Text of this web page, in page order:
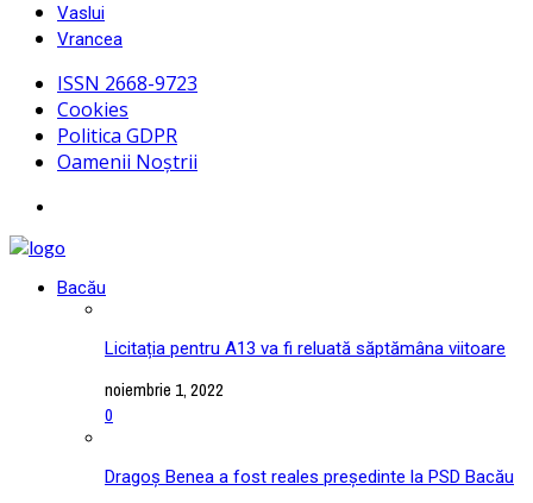
Vaslui
Vrancea
ISSN 2668-9723
Cookies
Politica GDPR
Oamenii Noștrii
Bacău
Licitația pentru A13 va fi reluată săptămâna viitoare
noiembrie 1, 2022
0
Dragoș Benea a fost reales președinte la PSD Bacău